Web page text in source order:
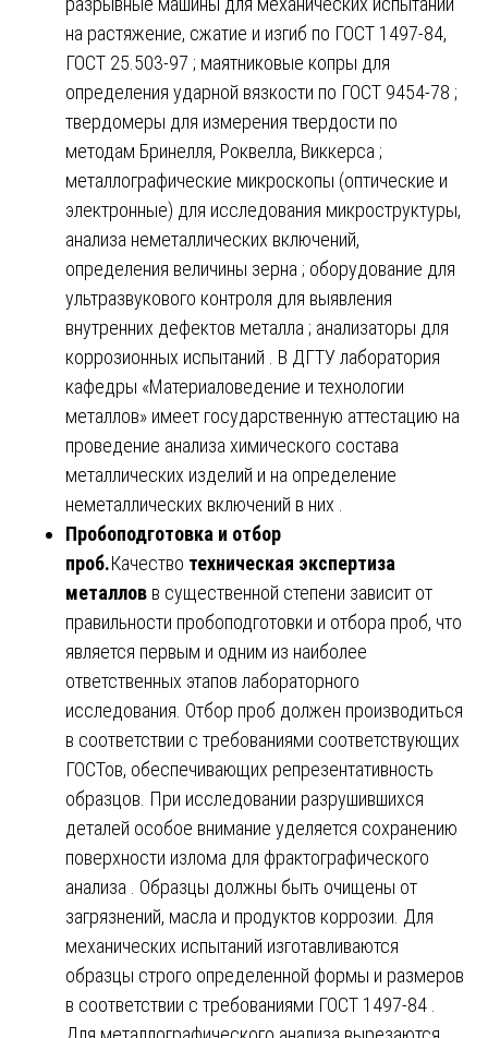
на растяжение, сжатие и изгиб по ГОСТ 1497-84,
ГОСТ 25.503-97 ; маятниковые копры для
определения ударной вязкости по ГОСТ 9454-78 ;
твердомеры для измерения твердости по
методам Бринелля, Роквелла, Виккерса ;
металлографические микроскопы (оптические и
электронные) для исследования микроструктуры,
анализа неметаллических включений,
определения величины зерна ; оборудование для
ультразвукового контроля для выявления
внутренних дефектов металла ; анализаторы для
коррозионных испытаний . В ДГТУ лаборатория
кафедры «Материаловедение и технологии
металлов» имеет государственную аттестацию на
проведение анализа химического состава
металлических изделий и на определение
неметаллических включений в них .
Пробоподготовка и отбор
проб.Качество техническая экспертиза
металлов в существенной степени зависит от
правильности пробоподготовки и отбора проб, что
является первым и одним из наиболее
ответственных этапов лабораторного
исследования. Отбор проб должен производиться
в соответствии с требованиями соответствующих
ГОСТов, обеспечивающих репрезентативность
образцов. При исследовании разрушившихся
деталей особое внимание уделяется сохранению
поверхности излома для фрактографического
анализа . Образцы должны быть очищены от
загрязнений, масла и продуктов коррозии. Для
механических испытаний изготавливаются
образцы строго определенной формы и размеров
в соответствии с требованиями ГОСТ 1497-84 .